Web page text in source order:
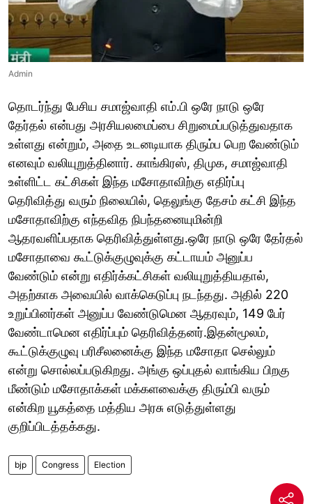
Admin
தொடர்ந்து பேசிய சமாஜ்வாதி எம்.பி ஒரே நாடு ஒரே
தேர்தல் என்பது அரசியலமைப்பை சிறுமைப்படுத்துவதாக
உள்ளது என்றும், அதை உடனடியாக திரும்ப பெற வேண்டும்
எனவும் வலியுறுத்தினார். காங்கிரஸ், திமுக, சமாஜ்வாதி
உள்ளிட்ட கட்சிகள் இந்த மசோதாவிற்கு எதிர்ப்பு
தெரிவித்து வரும் நிலையில், தெலுங்கு தேசம் கட்சி இந்த
மசோதாவிற்கு எந்தவித நிபந்தனையுமின்றி
ஆதரவளிப்பதாக தெரிவித்துள்ளது.ஒரே நாடு ஒரே தேர்தல்
மசோதாவை கூட்டுக்குழுவுக்கு கட்டாயம் அனுப்ப
வேண்டும் என்று எதிர்க்கட்சிகள் வலியுறுத்தியதால்,
அதற்காக அவையில் வாக்கெடுப்பு நடந்தது. அதில் 220
உறுப்பினர்கள் அனுப்ப வேண்டுமென ஆதரவும், 149 பேர்
வேண்டாமென எதிர்ப்பும் தெரிவித்தனர்.இதன்மூலம்,
கூட்டுக்குழுவு பரிசீலனைக்கு இந்த மசோதா செல்லும்
என்று சொல்லப்படுகிறது. அங்கு ஒப்புதல் வாங்கிய பிறகு
மீண்டும் மசோதாக்கள் மக்களவைக்கு திரும்பி வரும்
என்கிற யூகத்தை மத்திய அரசு எடுத்துள்ளது
குறிப்பிடத்தக்கது.
bjp Congress Election